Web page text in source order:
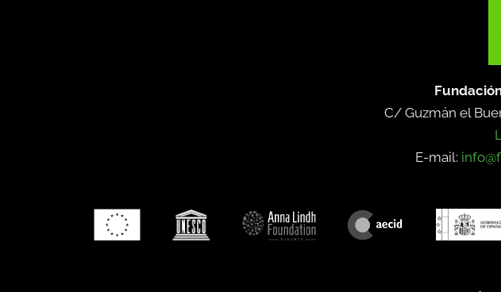
C/ Guzmán el
E-mail: